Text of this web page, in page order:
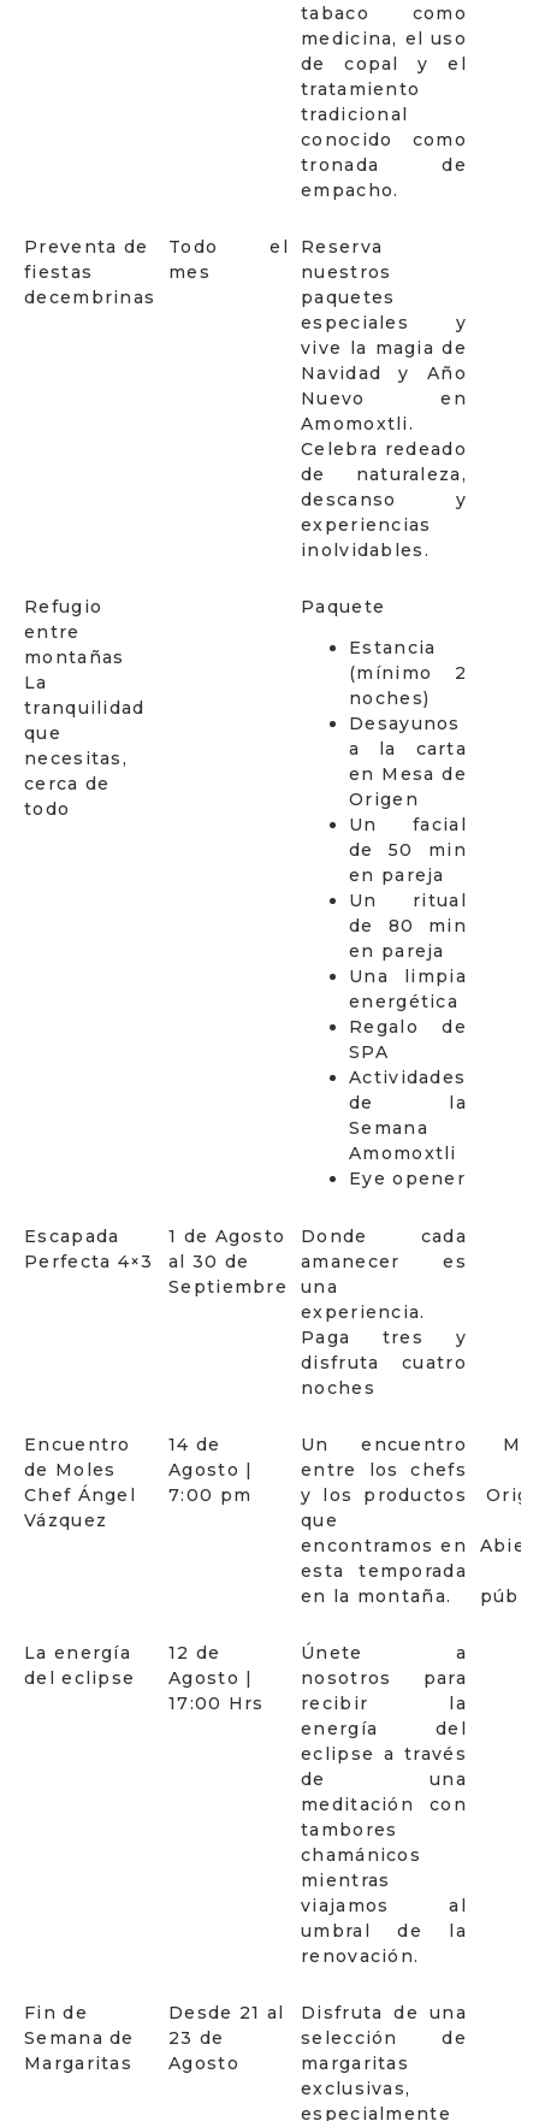
tabaco como
medicina, el uso
de copal y el
tratamiento
tradicional
conocido como
tronada de
empacho.
Preventa de
fiestas
decembrinas
Todo el
mes
Reserva
nuestros
paquetes
especiales y
vive la magia de
Navidad y Año
Nuevo en
Amomoxtli.
Celebra redeado
de naturaleza,
descanso y
experiencias
inolvidables.
Refugio
entre
montañas
La
tranquilidad
que
necesitas,
cerca de
todo
Paquete
Estancia
(mínimo 2
noches)
Desayunos
a la carta
en Mesa de
Origen
Un facial
de 50 min
en pareja
Un ritual
de 80 min
en pareja
Una limpia
energética
Regalo de
SPA
Actividades
de la
Semana
Amomoxtli
Eye opener
Escapada
Perfecta 4×3
1 de Agosto
al 30 de
Septiembre
Donde cada
amanecer es
una
experiencia.
Paga tres y
disfruta cuatro
noches
Encuentro
de Moles
Chef Ángel
Vázquez
14 de
Agosto |
7:00 pm
Un encuentro
entre los chefs
y los productos
que
encontramos en
esta temporada
en la montaña.
La energía
del eclipse
12 de
Agosto |
17:00 Hrs
Únete a
nosotros para
recibir la
energía del
eclipse a través
de una
meditación con
tambores
chamánicos
mientras
viajamos al
umbral de la
renovación.
Fin de
Semana de
Margaritas
Desde 21 al
23 de
Agosto
Disfruta de una
selección de
margaritas
exclusivas,
especialmente